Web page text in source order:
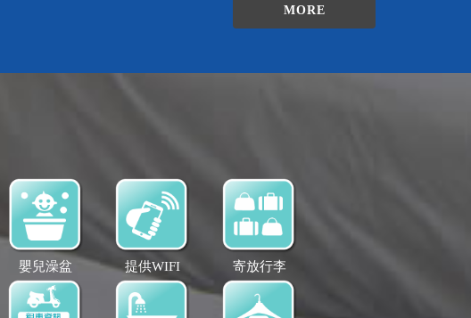
MORE
嬰兒澡盆 提供WIFI 寄放行李